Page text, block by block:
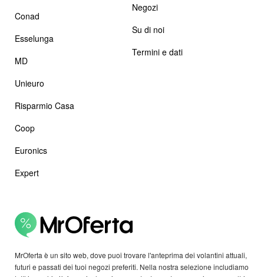
MrOferta è un sito web, dove puoi trovare l'anteprima dei volantini attuali,
futuri e passati dei tuoi negozi preferiti. Nella nostra selezione includiamo
Conad
Esselunga
MD
Unieuro
Risparmio Casa
Coop
Euronics
Expert
Negozi
Su di noi
Termini e dati